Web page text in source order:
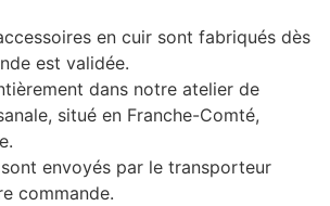
en cuir sont fabriqués dès
est validée.
dans notre atelier de
situé en Franche-Comté,
envoyés par le transporteur
commande.